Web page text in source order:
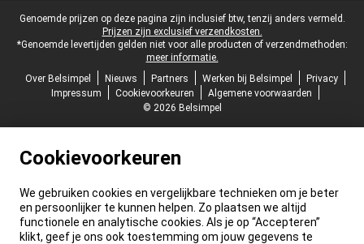
Juridische voettekst
Genoemde prijzen op deze pagina zijn inclusief btw, tenzij anders vermeld.
Prijzen zijn exclusief verzendkosten.
*Genoemde levertijden gelden niet voor alle producten of verzendmethoden:
meer informatie.
Over Belsimpel
Nieuws Partners Werken bij Belsimpel
Privacy
Impressum
Cookievoorkeuren
Algemene voorwaarden
© 2026 Belsimpel
Cookievoorkeuren
We gebruiken cookies en vergelijkbare technieken om je beter
en persoonlijker te kunnen helpen. Zo plaatsen we altijd
functionele en analytische cookies. Als je op “Accepteren”
klikt, geef je ons ook toestemming om jouw gegevens te